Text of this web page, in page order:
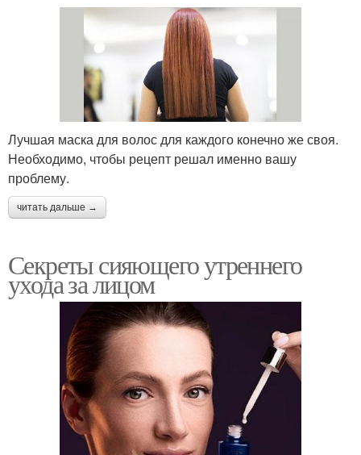
Лучшая маска для волос для каждого конечно же своя.
Необходимо, чтобы рецепт решал именно вашу
проблему.
читать дальше →
Секреты сияющего утреннего
ухода за лицом